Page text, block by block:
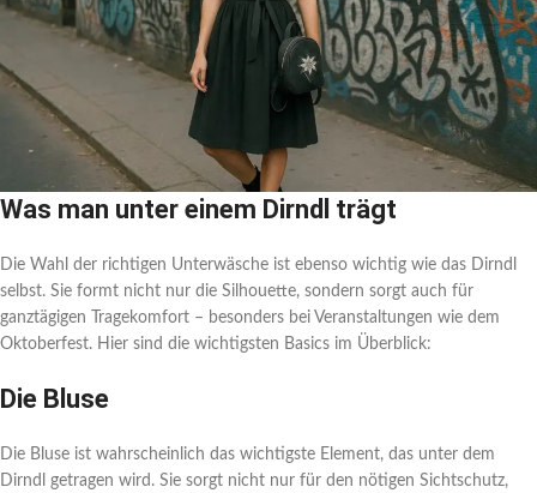
Was man unter einem Dirndl trägt
Die Wahl der richtigen Unterwäsche ist ebenso wichtig wie das Dirndl
selbst. Sie formt nicht nur die Silhouette, sondern sorgt auch für
ganztägigen Tragekomfort – besonders bei Veranstaltungen wie dem
Oktoberfest. Hier sind die wichtigsten Basics im Überblick:
Die Bluse
Die Bluse ist wahrscheinlich das wichtigste Element, das unter dem
Dirndl getragen wird. Sie sorgt nicht nur für den nötigen Sichtschutz,